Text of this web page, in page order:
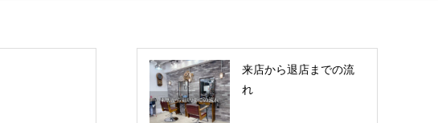
来店から退店までの流
れ